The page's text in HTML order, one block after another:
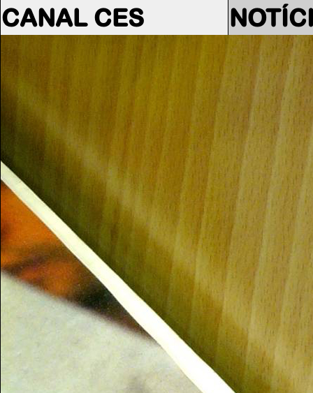
CANAL CES